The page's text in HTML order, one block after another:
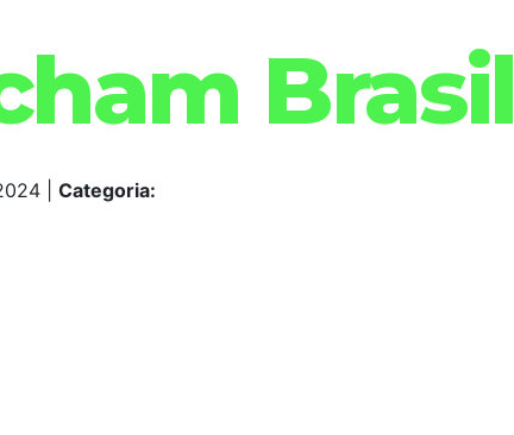
Brasil
Categoria: